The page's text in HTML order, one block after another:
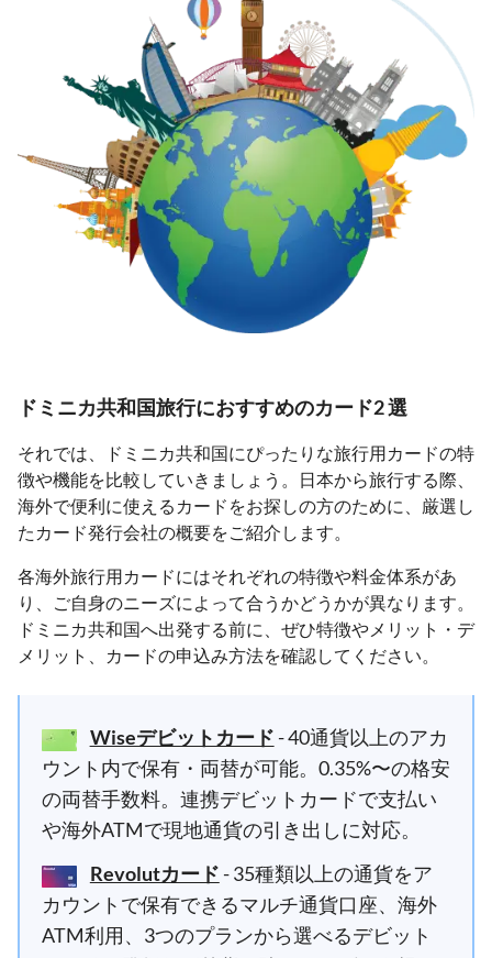
ドミニカ共和国旅行におすすめのカード2 選
それでは、ドミニカ共和国にぴったりな旅行用カードの特
徴や機能を比較していきましょう。日本から旅行する際、
海外で便利に使えるカードをお探しの方のために、厳選し
たカード発行会社の概要をご紹介します。
各海外旅行用カードにはそれぞれの特徴や料金体系があ
り、ご自身のニーズによって合うかどうかが異なります。
ドミニカ共和国へ出発する前に、ぜひ特徴やメリット・デ
メリット、カードの申込み方法を確認してください。
Wiseデビットカード - 40通貨以上のアカ
ウント内で保有・両替が可能。0.35%〜の格安
の両替手数料。連携デビットカードで支払い
や海外ATMで現地通貨の引き出しに対応。
Revolutカード - 35種類以上の通貨をア
カウントで保有できるマルチ通貨口座、海外
ATM利用、3つのプランから選べるデビット